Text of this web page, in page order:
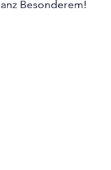
Besonderem!